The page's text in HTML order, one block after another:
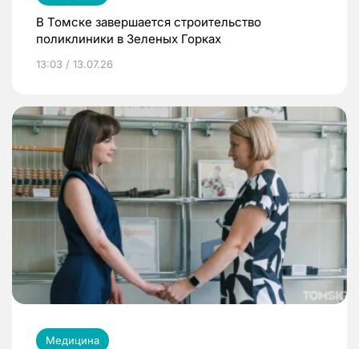
В Томске завершается строительство
поликлиники в Зеленых Горках
13:03 / 13.07.26
Медицина